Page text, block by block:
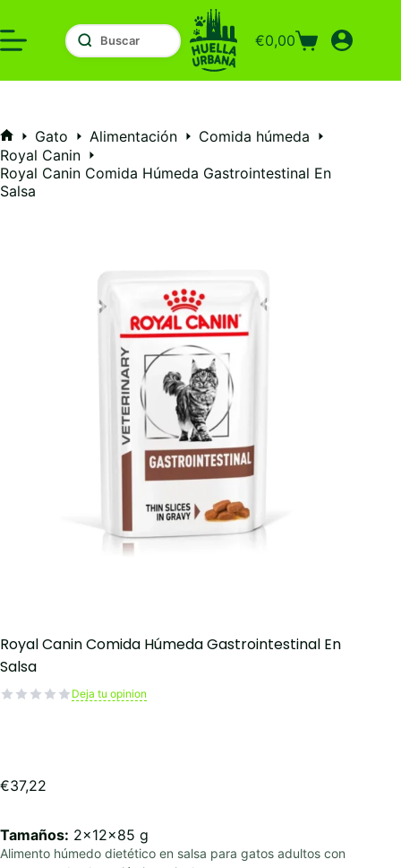
al
contenido
Carro
compra
€0,00
Inicio
Gato Alimentación
Comida húmeda
Royal Canin
Royal Canin Comida Húmeda Gastrointestinal En
Salsa
Royal Canin Comida Húmeda Gastrointestinal En
Salsa
Deja tu opinion
€37,22
Tamaños: 2x12x85 g
Alimento húmedo dietético en salsa para gatos adultos con